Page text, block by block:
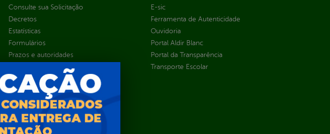
Consulte sua Solicitação
Decretos
Estatísticas
Formulários
Prazos e autoridades
Solicitar Recurso
Solicitar um pedido
E-sic
Ferramenta de Autenticidade
Ouvidoria
Portal Aldir Blanc
Portal da Transparência
Transporte Escolar